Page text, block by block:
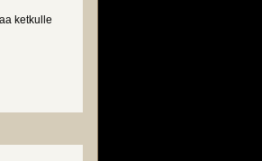
ketkulle